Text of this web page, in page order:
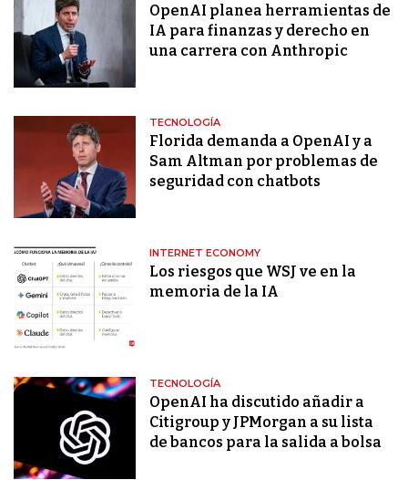
OpenAI planea herramientas de
IA para finanzas y derecho en
una carrera con Anthropic
TECNOLOGÍA
Florida demanda a OpenAI y a
Sam Altman por problemas de
seguridad con chatbots
INTERNET ECONOMY
Los riesgos que WSJ ve en la
memoria de la IA
TECNOLOGÍA
OpenAI ha discutido añadir a
Citigroup y JPMorgan a su lista
de bancos para la salida a bolsa